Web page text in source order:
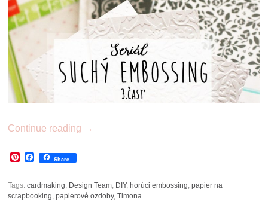
Continue reading →
Pinterest
Facebook
Share
Tags:cardmaking, Design Team, DIY, horúci embossing,papier na
scrapbooking,papierové ozdoby,Timona